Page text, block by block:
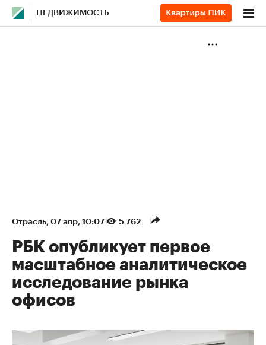
НЕДВИЖИМОСТЬ
Отрасль⁠, 07 апр, 10:07 5 762
РБК опубликует первое
масштабное аналитическое
исследование рынка
офисов